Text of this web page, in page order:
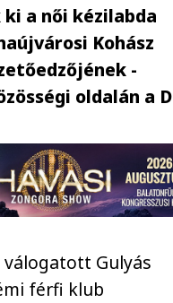
a női kézilabda
Kohász
-
oldalán a
Gulyás
férfi klub